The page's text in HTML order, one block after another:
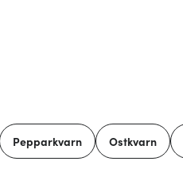
Pepparkvarn Ostkvarn